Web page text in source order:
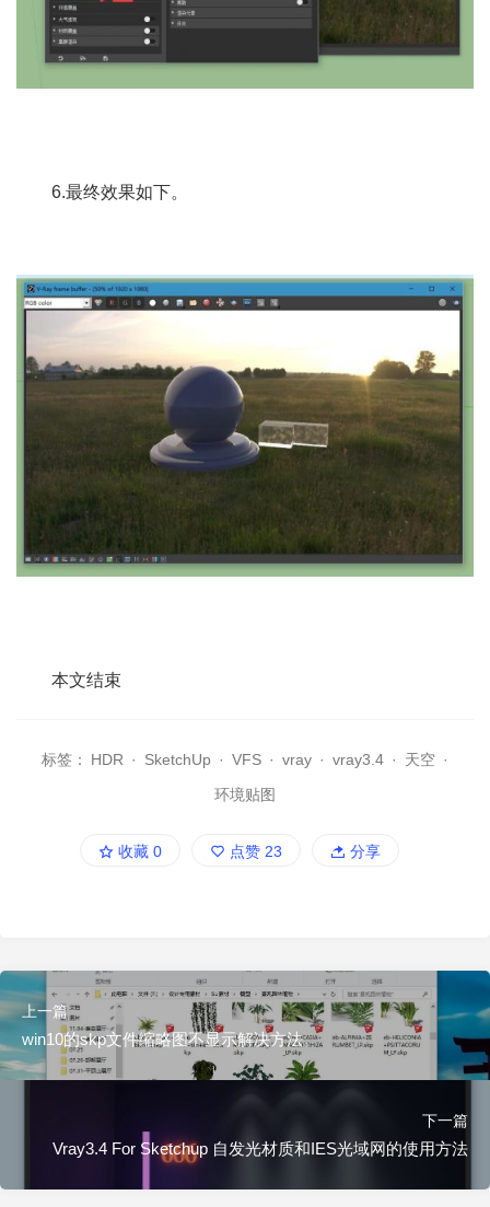
6.最终效果如下。
本文结束
标签： HDR · SketchUp · VFS · vray · vray3.4 · 天空 ·
环境贴图
收藏 0 点赞 23 分享
上一篇
win10的skp文件缩略图不显示解决方法。
下一篇
Vray3.4 For Sketchup 自发光材质和IES光域网的使用方法